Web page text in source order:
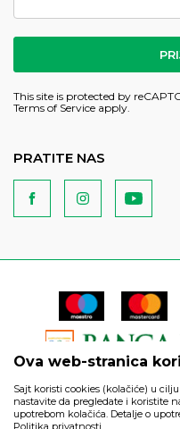
This site is protected by
Terms of Service apply.
PRATITE NAS
Ova web-stranica
Sajt koristi cookies (kolačiće) u
nastavite da pregledate i koristite
upotrebom kolačića. Detalje o
Politika privatnosti.